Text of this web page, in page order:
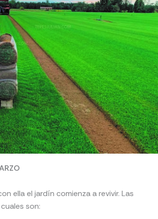
ella el jardín comienza a revivir. Las
son: